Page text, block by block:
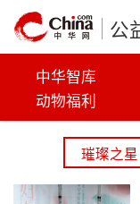
公
中华智库
动物福利
璀璨之星